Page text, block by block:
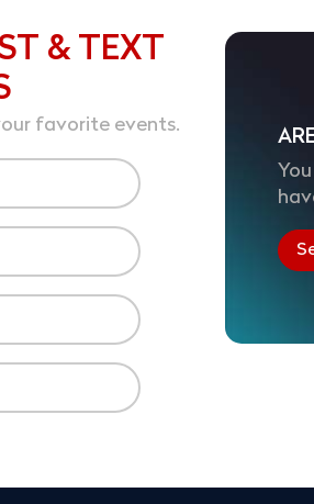
& TEXT
favorite events.